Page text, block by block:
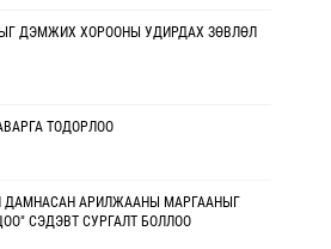
ДЭМЖИХ ХОРООНЫ УДИРДАХ ЗӨВЛӨЛ
ТОДОРЛОО
ДАМНАСАН АРИЛЖААНЫ МАРГААНЫГ
СЭДЭВТ СУРГАЛТ БОЛЛОО